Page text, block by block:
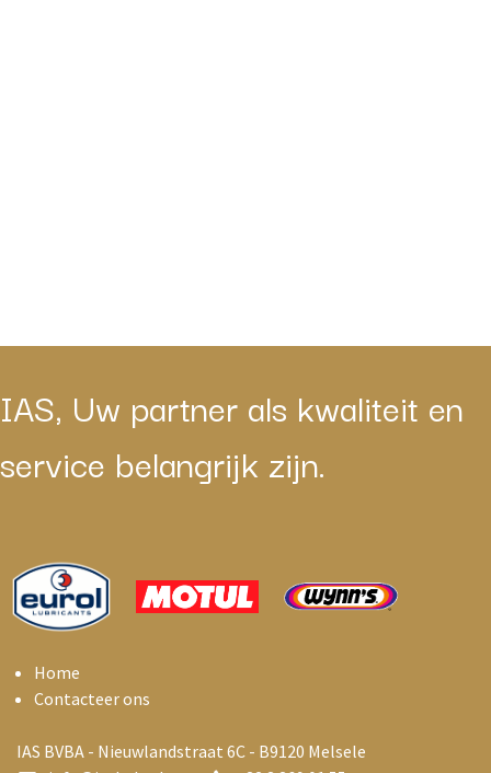
IAS, Uw partner als kwaliteit en
service belangrijk zijn.
Home
Contacteer ons
IAS BVBA - Nieuwlandstraat 6C - B9120 Melsele